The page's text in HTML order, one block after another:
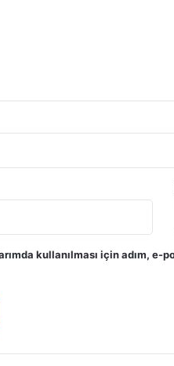
kullanılması için adım, e-